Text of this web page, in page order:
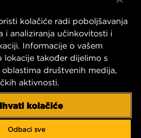
Poland
kolačiće radi poboljšavanja
i analiziranja učinkovitosti i
Informacije o vašem
lokacije također dijelimo s
društvenih medija,
aktivnosti.
kolačiće
Odbaci sve